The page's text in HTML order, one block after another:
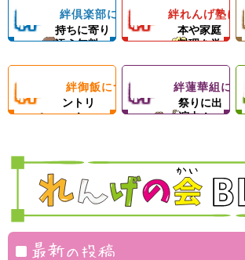
絆
倶
楽
子どもの気
持ちに寄り
添う無料
絆倶楽部について
絆
れ
ん
塾
料理の基
本や家庭
料理を学
絆れんげ塾に
絆
飯
フードパ
ントリ
ー！
っぱいの手作り
ご飯＆食材配布
絆御飯について絆
華
組
地域のお
祭りに出
演中！
と食材配布でお
母さんをサポー
絆蓮華組につ
最新の投稿